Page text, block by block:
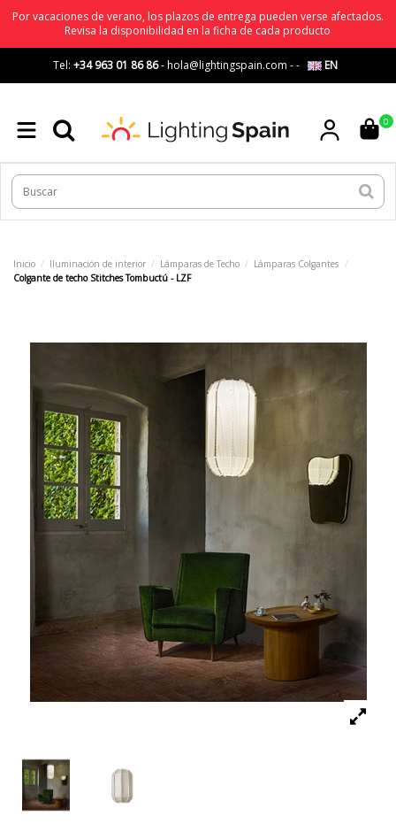
Por vacaciones de verano, los plazos de entrega pueden verse afectados.
Revisa la disponibilidad en la ficha de cada producto
Tel: +34 963 01 86 86-hola@lightingspain.com -- EN
0
Inicio Iluminación de interior Lámparas de Techo
Lámparas Colgantes
Colgante de techo Stitches Tombuctú - LZF